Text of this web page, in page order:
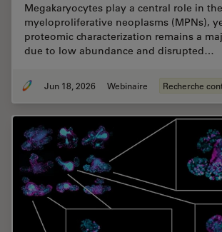
Megakaryocytes play a central role in
myeloproliferative neoplasms (MPNs),
proteomic characterization remains a
due to low abundance and disrupted…
Jun 18, 2026 Webinaire Recherche